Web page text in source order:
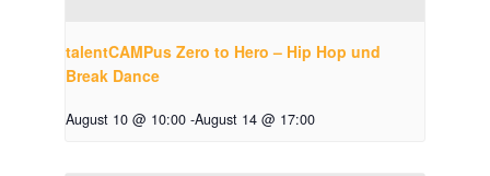
talentCAMPus Zero to Hero – Hip Hop und
Break Dance
August 10 @ 10:00 -August 14 @ 17:00